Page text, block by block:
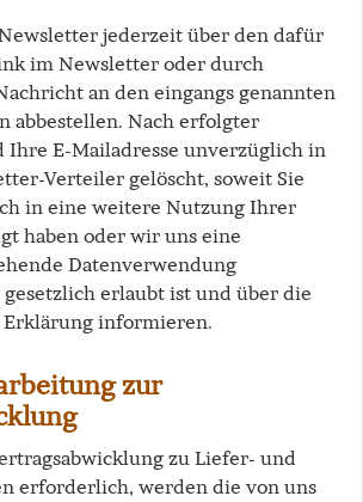
jederzeit über den dafür
im Newsletter oder durch
an den eingangs genannten
abbestellen. Nach erfolgter
Ihre E-Mailadresse unverzüglich in
Verteiler gelöscht, soweit Sie
in eine weitere Nutzung Ihrer
haben oder wir uns eine
Datenverwendung
erlaubt ist und über die
informieren.
zur
zu Liefer- und
erforderlich, werden die von uns